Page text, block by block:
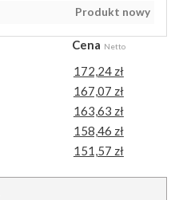
Produkt nowy
Cena Netto
172,24 zł
167,07 zł
163,63 zł
158,46 zł
151,57 zł